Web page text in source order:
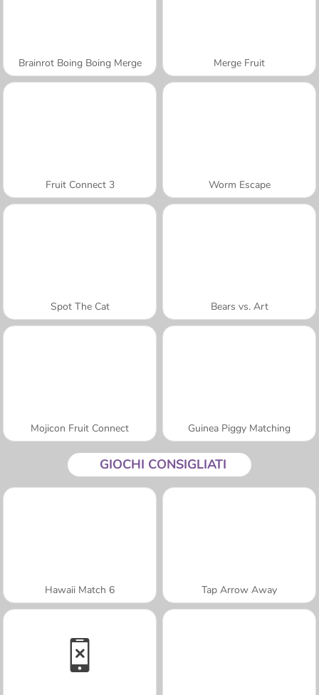
Brainrot Boing Boing Merge Merge Fruit
Fruit Connect 3 Worm Escape
Spot The Cat Bears vs. Art
Mojicon Fruit Connect Guinea Piggy Matching
GIOCHI CONSIGLIATI
Hawaii Match 6 Tap Arrow Away